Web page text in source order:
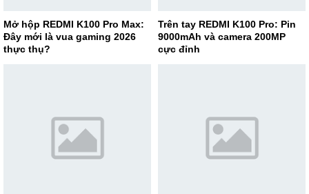
Mở hộp REDMI K100 Pro Max:
Đây mới là vua gaming 2026
thực thụ?
Trên tay REDMI K100 Pro: Pin
9000mAh và camera 200MP
cực đỉnh